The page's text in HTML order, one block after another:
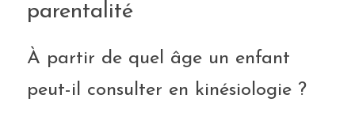
parentalité
À partir de quel âge un enfant
peut-il consulter en kinésiologie ?